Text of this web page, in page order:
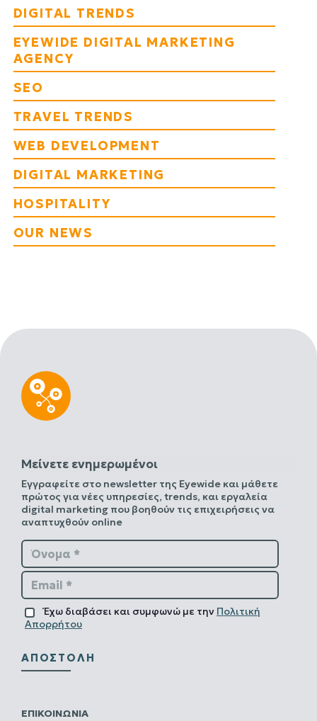
DIGITAL TRENDS
EYEWIDE DIGITAL MARKETING
AGENCY
SEO
TRAVEL TRENDS
WEB DEVELOPMENT
DIGITAL MARKETING
HOSPITALITY
OUR NEWS
Μείνετε ενημερωμένοι
Εγγραφείτε στο newsletter της Eyewide και μάθετε
πρώτος για νέες υπηρεσίες, trends, και εργαλεία
digital marketing που βοηθούν τις επιχειρήσεις να
αναπτυχθούν online
Όνομα *
Email *
Έχω διαβάσει και συμφωνώ με την Πολιτική
Απορρήτου
ΑΠΟΣΤΟΛΉ
ΕΠΙΚΟΙΝΩΝΊΑ